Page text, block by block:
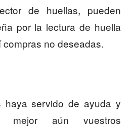
de huellas, pueden
por la lectura de huella
no deseadas.
haya servido de ayuda y
mejor aún vuestros